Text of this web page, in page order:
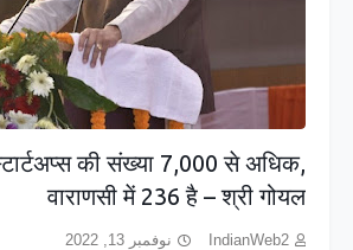
की संख्या 7,000 से अधिक,
वाराणसी में 236 है – श्री गोयल
IndianWeb2 نوفمبر 13, 2022